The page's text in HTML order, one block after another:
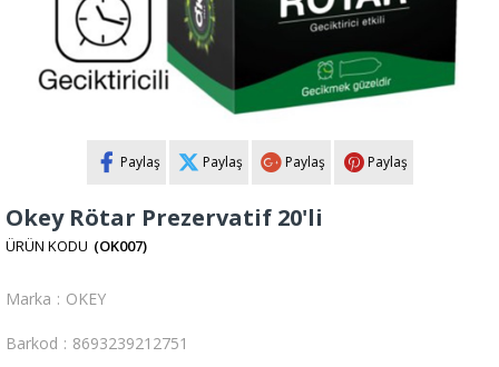
Paylaş Paylaş Paylaş Paylaş
Okey Rötar Prezervatif 20'li
(OK007)
Marka : OKEY
Barkod : 8693239212751